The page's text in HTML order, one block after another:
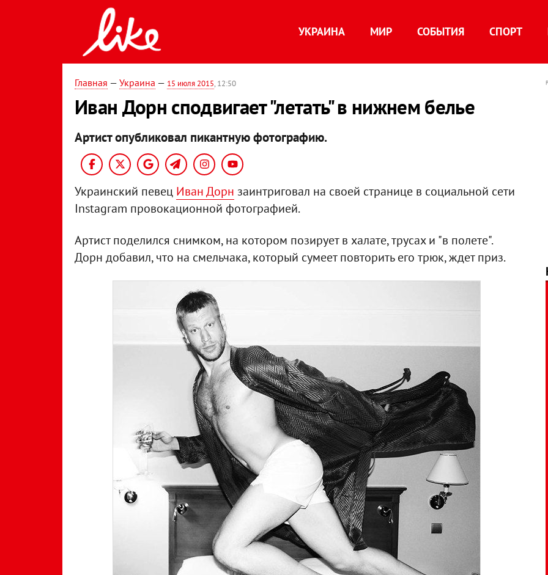
УКРАИНА МИР СОБЫТИЯ СПОРТ
Главная — Украина — 15 июля 2015, 12:50
Иван Дорн сподвигает "летать" в нижнем белье
Артист опубликовал пикантную фотографию.
Украинский певец Иван Дорн заинтриговал на своей странице в социальной сети
Instagram провокационной фотографией.
Артист поделился снимком, на котором позирует в халате, трусах и "в полете".
Дорн добавил, что на смельчака, который сумеет повторить его трюк, ждет приз.